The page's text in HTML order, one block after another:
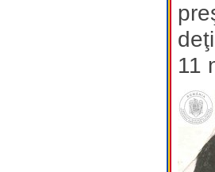
11